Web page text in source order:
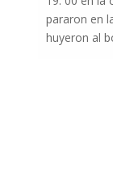
pararon en
huyeron al